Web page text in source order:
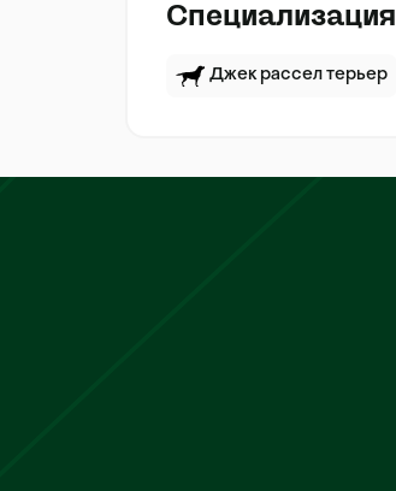
Специализация
Джек рассел терьер